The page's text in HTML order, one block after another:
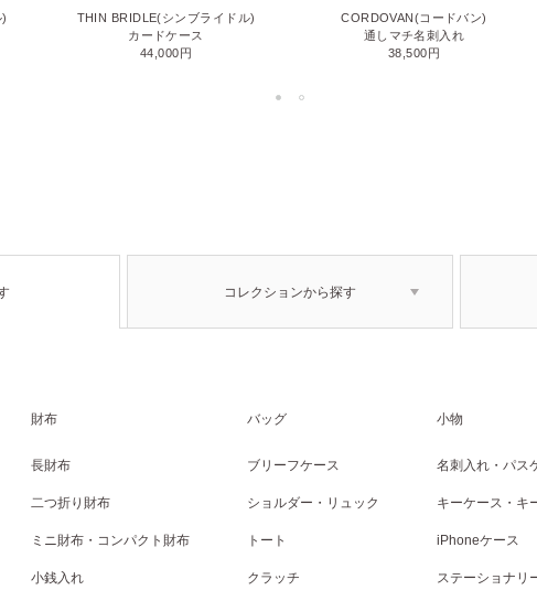
THIN BRIDLE(シンブライドル)
カードケース
44,000円
CORDOVAN(コードバン)
通しマチ名刺入れ
38,500円
コレクションから探す
財布
長財布
二つ折り財布
ミニ財布・コンパクト財布
小銭入れ
バッグ
ブリーフケース
ショルダー・リュック
トート
クラッチ
小物
名刺入れ・パス
キーケース・キ
iPhoneケース
ステーショナリ